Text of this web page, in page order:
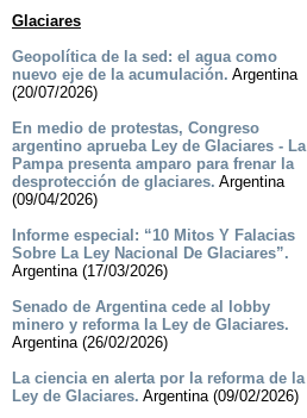
Glaciares
Geopolítica de la sed: el agua como
nuevo eje de la acumulación. Argentina
(20/07/2026)
En medio de protestas, Congreso
argentino aprueba Ley de Glaciares - La
Pampa presenta amparo para frenar la
desprotección de glaciares. Argentina
(09/04/2026)
Informe especial: “10 Mitos Y Falacias
Sobre La Ley Nacional De Glaciares”.
Argentina (17/03/2026)
Senado de Argentina cede al lobby
minero y reforma la Ley de Glaciares.
Argentina (26/02/2026)
La ciencia en alerta por la reforma de la
Ley de Glaciares. Argentina (09/02/2026)